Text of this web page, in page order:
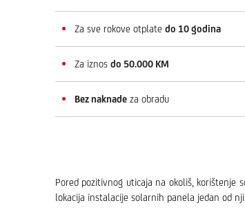
Za sve rokove otplate do 10 godina
Za iznos do 50.000 KM
Bez naknade za obradu
Pored pozitivnog uticaja na okoliš, korištenje
lokacija instalacije solarnih panela jedan od